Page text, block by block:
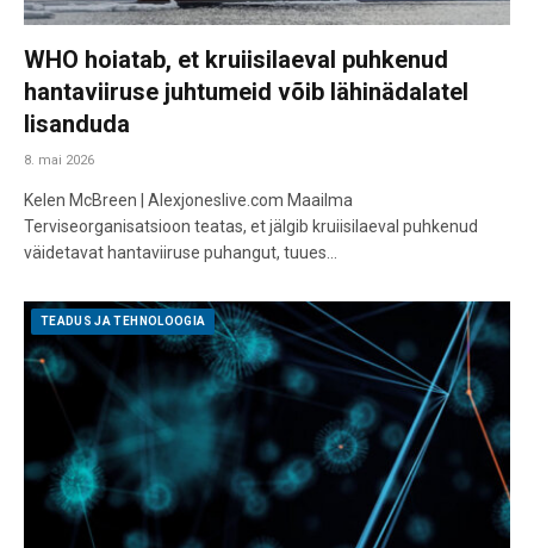
WHO hoiatab, et kruiisilaeval puhkenud
hantaviiruse juhtumeid võib lähinädalatel
lisanduda
8. mai 2026
Kelen McBreen | Alexjoneslive.com Maailma
Terviseorganisatsioon teatas, et jälgib kruiisilaeval puhkenud
väidetavat hantaviiruse puhangut, tuues…
TEADUS JA TEHNOLOOGIA